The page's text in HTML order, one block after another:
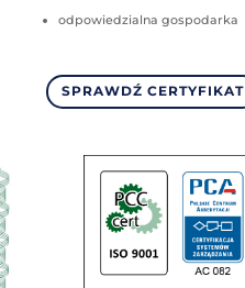
odpowiedzialna gospodarka
SPRAWDŹ CERTYFIKAT